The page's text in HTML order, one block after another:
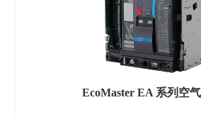
EcoMaster EA 系列空